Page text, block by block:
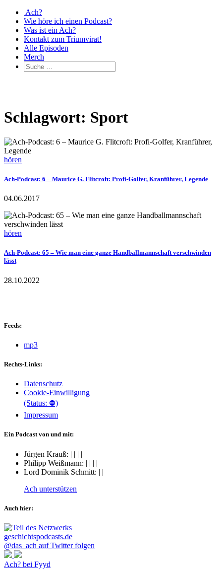
Ach?
Wie höre ich einen Podcast?
Was ist ein Ach?
Kontakt zum Triumvirat!
Alle Episoden
Merch
Schlagwort: Sport
hören
Ach-Podcast: 6 – Maurice G. Flitcroft: Profi-Golfer, Kranführer, Legende
04.06.2017
hören
Ach-Podcast: 65 – Wie man eine ganze Handballmannschaft verschwinden
lässt
28.10.2022
Feeds:
mp3
Rechts-Links:
Datenschutz
Cookie-Einwilligung
(Status: ⛔)
Impressum
Ein Podcast von und mit:
Jürgen Krauß: | | | |
Philipp Weißmann: | | | |
Lord Dominik Schmitt: | |
Ach unterstützen
Auch hier:
@das_ach auf Twitter folgen
Ach? bei Fyyd